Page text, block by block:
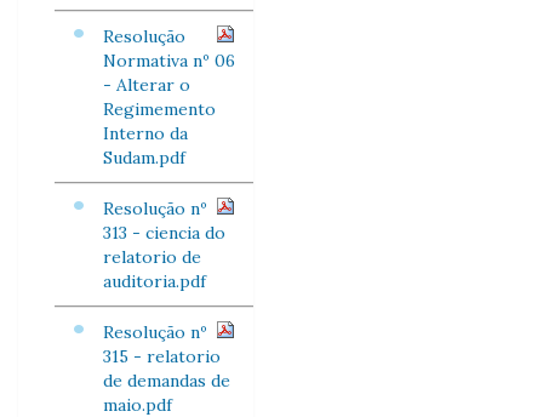
Resolução
Normativa nº 06
- Alterar o
Regimemento
Interno da
Sudam.pdf
Resolução nº
313 - ciencia do
relatorio de
auditoria.pdf
Resolução nº
315 - relatorio
de demandas de
maio.pdf